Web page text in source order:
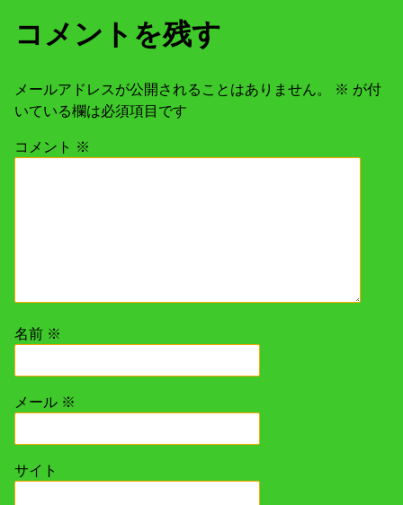
コメントを残す
メールアドレスが公開されることはありません。 ※ が付
いている欄は必須項目です
コメント ※
名前 ※
メール ※
サイト